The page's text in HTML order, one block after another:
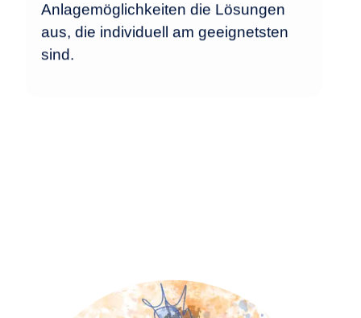
Anlagemöglichkeiten die Lösungen
aus, die individuell am geeignetsten
sind.